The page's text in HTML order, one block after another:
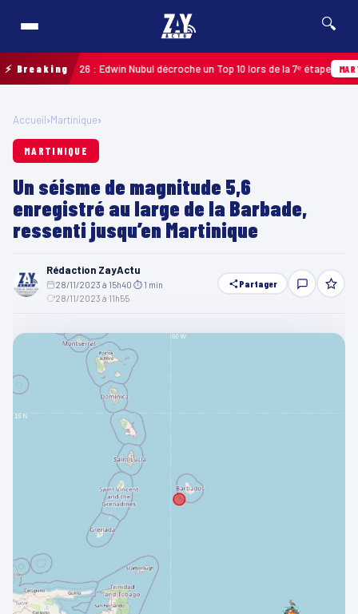
🔍
⚡ Breaking2026 : Edwin Nubul décroche un Top 10 lors de la 7ᵉ étape
Accueil›Martinique›
MARTINIQUE
Un séisme de magnitude 5,6
enregistré au large de la Barbade,
ressenti jusqu’en Martinique
Rédaction ZayActu
28/11/2023 à 15h40 ⏱ 1 min
28/11/2023 à 11h55
Partager